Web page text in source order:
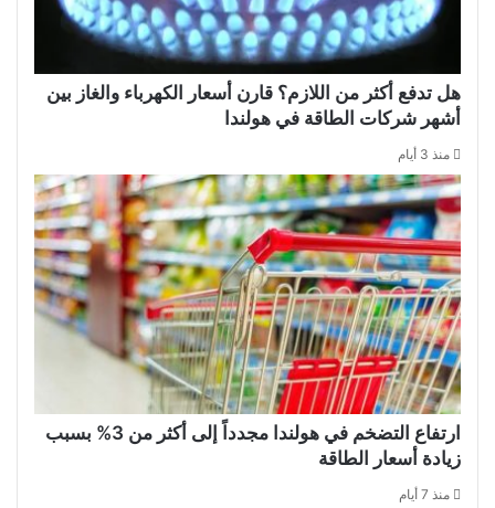
هل تدفع أكثر من اللازم؟ قارن أسعار الكهرباء والغاز بين
أشهر شركات الطاقة في هولندا
منذ 3 أيام
ارتفاع التضخم في هولندا مجدداً إلى أكثر من 3% بسبب
زيادة أسعار الطاقة
منذ 7 أيام